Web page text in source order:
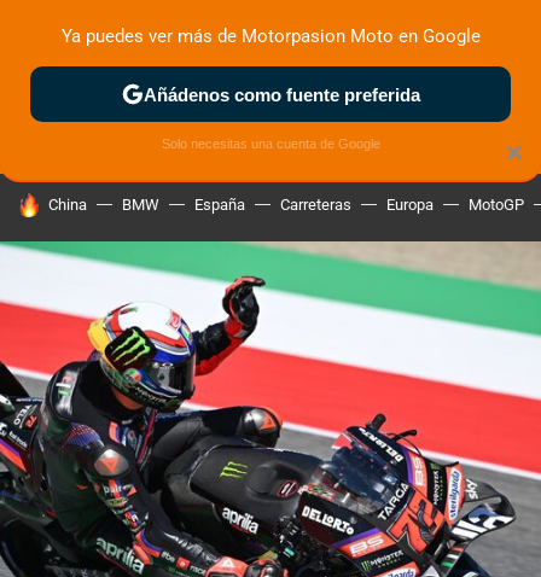
ZONA DE PRUEBAS DEPORTIVAS MOTOS ELÉCTRICAS
HOY SE HABLA DE
China BMW España Carreteras Europa MotoGP
×
Ya puedes ver más de Motorpasion Moto en Google
Añádenos como fuente preferida
Solo necesitas una cuenta de Google